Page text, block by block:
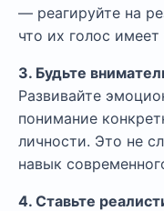
— реагируйте на
что их голос имеет
3. Будьте
Развивайте
понимание
личности. Это не
навык
4. Ставьте